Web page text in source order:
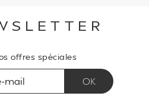
offres spéciales